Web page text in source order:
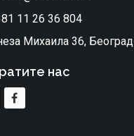
11 26 36 804
Михаила 36, Београд
нас